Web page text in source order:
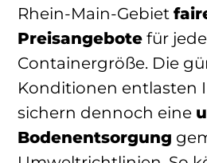
Rhein-Main-Gebiet
Preisangebote für jede
Containergröße. Die
Konditionen entlasten
sichern dennoch eine
Bodenentsorgung